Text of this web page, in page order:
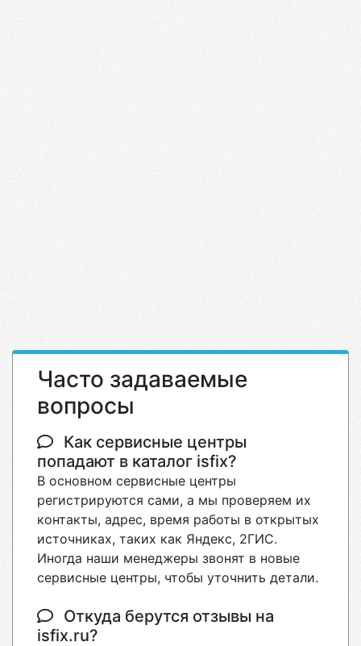
Часто задаваемые
вопросы
Как сервисные центры
попадают в каталог isfix?
В основном сервисные центры
регистрируются сами, а мы проверяем их
контакты, адрес, время работы в открытых
источниках, таких как Яндекс, 2ГИС.
Иногда наши менеджеры звонят в новые
сервисные центры, чтобы уточнить детали.
Откуда берутся отзывы на
isfix.ru?